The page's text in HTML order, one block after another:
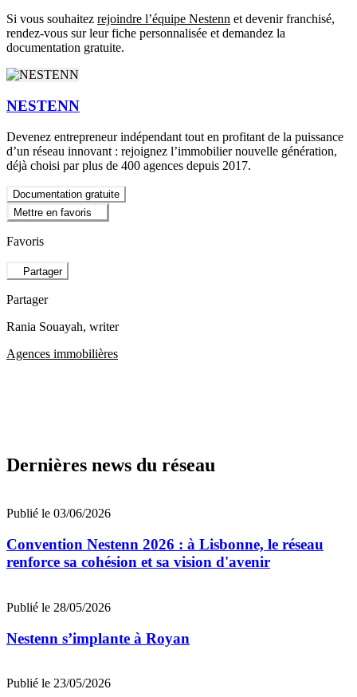
Si vous souhaitez rejoindre l’équipe Nestenn et devenir franchisé,
rendez-vous sur leur fiche personnalisée et demandez la
documentation gratuite.
NESTENN
Devenez entrepreneur indépendant tout en profitant de la puissance
d’un réseau innovant : rejoignez l’immobilier nouvelle génération,
déjà choisi par plus de 400 agences depuis 2017.
Documentation gratuite
Mettre en favoris
Favoris
Partager
Partager
Rania Souayah, writer
Agences immobilières
Dernières news du réseau
Publié le 03/06/2026
Convention Nestenn 2026 : à Lisbonne, le réseau
renforce sa cohésion et sa vision d'avenir
Publié le 28/05/2026
Nestenn s’implante à Royan
Publié le 23/05/2026